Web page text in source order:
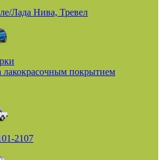
Лада Нива, Тревел
лакокрасочным покрытием
2107